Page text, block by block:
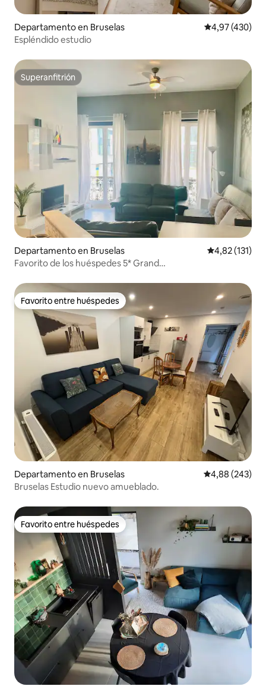
Departamento en Bruselas Calificación
4,97 (430)
Espléndido estudio
Superanfitrión
Superanfitrión
Departamento en Bruselas Calificación
4,82 (131)
Favorito de los huéspedes 5* Grand
Favorito entre huéspedes
Favorito entre huéspedes
Departamento en Bruselas Calificación
4,88 (243)
Bruselas Estudio nuevo amueblado.
Favorito entre huéspedes
Favorito entre huéspedes